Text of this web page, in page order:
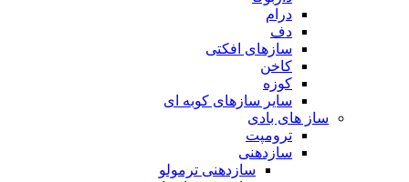
درام
دف
سازهای افکتی
کاخن
کوزه
سایر سازهای کوبه ای
ساز های بادی
ترومپت
سازدهنی
سازدهنی ترمولو